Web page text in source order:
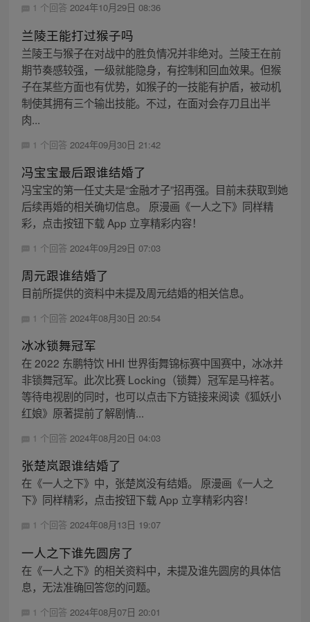
1 个回答 2024年10月29日 08:36
兰陵王能打过猴子吗
兰陵王与猴子在对战中的胜负情况并非绝对。兰陵王在前
期节奏感较强，一级就能隐身，有控制和回血效果。但猴
子在某些方面也有优势，如猴子的一技能有护盾，被动机
制使其拥有三个输出技能。不过，在面对会存刀且出半
肉...
1 个回答 2024年09月30日 21:42
冯宝宝最后跟谁结婚了
冯宝宝的第一任丈夫是“金融才子”招再强。目前未获取到她
后续再婚的相关确切信息。 原漫画《一人之下》同样精
彩，点击按钮下载 App 立享精彩内容！
1 个回答 2024年09月29日 07:03
周元跟谁结婚了
目前所提供的资料中未提及周元结婚的相关信息。
1 个回答 2024年08月30日 20:54
冰冰锁舞冠军
在 2022 东鹏特饮 HHI 世界街舞锦标赛中国赛中，冰冰并
非锁舞冠军。此次比赛 Locking（锁舞）冠军是马梓茗。
等待电视剧的同时，也可以点击下方链接来阅读《狐妖小
红娘》原著提前了解剧情...
1 个回答 2024年08月20日 04:03
张楚岚跟谁结婚了
在《一人之下》中，张楚岚没有结婚。 原漫画《一人之
下》同样精彩，点击按钮下载 App 立享精彩内容！
1 个回答 2024年08月13日 19:07
一人之下谁先圆房了
在《一人之下》的相关资料中，未提及谁先圆房的具体信
息，无法准确回答您的问题。
1 个回答 2024年08月07日 20:01